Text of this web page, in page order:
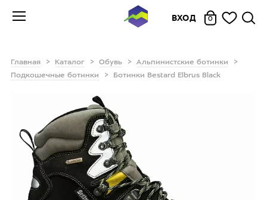
ВХОД 0
Главная Каталог Обувь
Альпинистские ботинки
Подкошечные ботинки
Ботинки Bestard Elbrus Black